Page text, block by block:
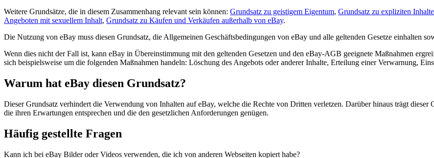
Weitere Grundsätze, die in diesem Zusammenhang relevant sein können: Grundsatz zu geistigem Eigentum, Grundsatz zu expliziten
Angeboten mit sexuellem Inhalt, Grundsatz zu Käufen und Verkäufen außerhalb von eBay.
Die Nutzung von eBay muss diesen Grundsatz, die Allgemeinen Geschäftsbedingungen von eBay und alle geltenden Gesetze einhalten
Wenn dies nicht der Fall ist, kann eBay in Übereinstimmung mit den geltenden Gesetzen und den eBay-AGB geeignete Maßnahmen
sich beispielsweise um die folgenden Maßnahmen handeln: Löschung des Angebots oder anderer Inhalte, Erteilung einer Verwarnung,
Warum hat eBay diesen Grundsatz?
Dieser Grundsatz verhindert die Verwendung von Inhalten auf eBay, welche die Rechte von Dritten verletzen. Darüber hinaus trägt
die ihren Erwartungen entsprechen und die den gesetzlichen Anforderungen genügen.
Häufig gestellte Fragen
Kann ich bei eBay Bilder oder Videos verwenden, die ich von anderen Webseiten kopiert habe?